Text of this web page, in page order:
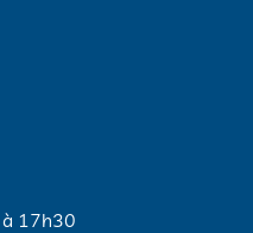
17h30